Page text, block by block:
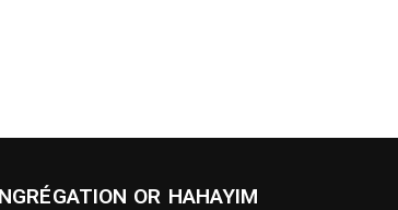
OR HAHAYIM